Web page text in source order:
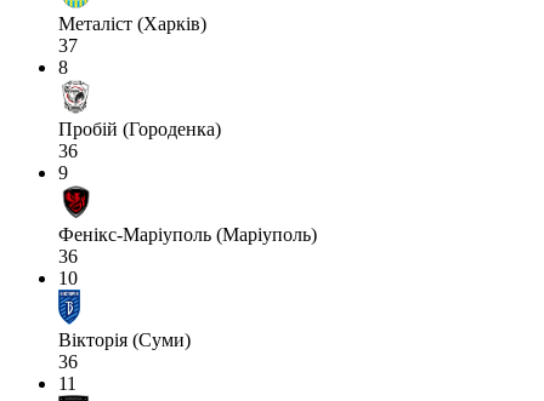
Металіст (Харків)
37
8
Пробій (Городенка)
36
9
Фенікс-Маріуполь (Маріуполь)
36
10
Вікторія (Суми)
36
11